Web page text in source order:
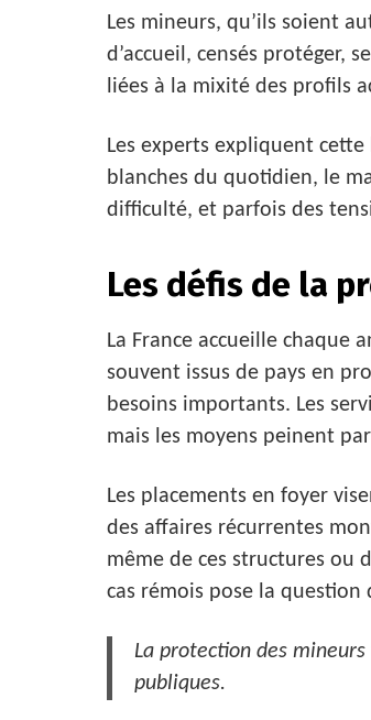
Les mineurs, qu’ils soient
d’accueil, censés protéger,
liées à la mixité des profils
Les experts expliquent cette
blanches du quotidien, le
difficulté, et parfois des
Les défis de la
La France accueille chaque
souvent issus de pays en
besoins importants. Les
mais les moyens peinent
Les placements en foyer
des affaires récurrentes
même de ces structures ou
cas rémois pose la
La protection des
publiques.